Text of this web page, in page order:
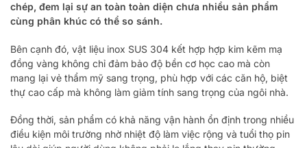
chép, đem lại sự an toàn toàn diện chưa nhiều sản phẩm
cùng phân khúc có thể so sánh.
Bên cạnh đó, vật liệu inox SUS 304 kết hợp hợp kim kẽm mạ
đồng vàng không chỉ đảm bảo độ bền cơ học cao mà còn
mang lại vẻ thẩm mỹ sang trọng, phù hợp với các căn hộ, biệt
thự cao cấp mà không làm giảm tính sang trọng của ngôi nhà.
Đồng thời, sản phẩm có khả năng vận hành ổn định trong nhiều
điều kiện môi trường nhờ nhiệt độ làm việc rộng và tuổi thọ pin